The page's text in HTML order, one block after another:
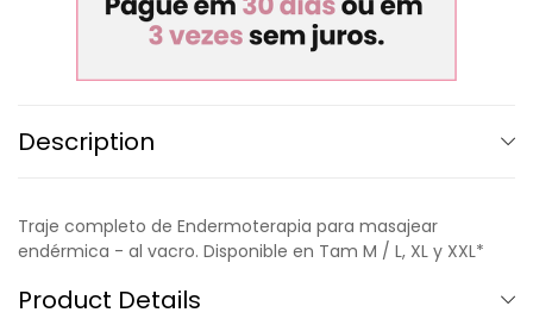
Description
Traje completo de Endermoterapia para masajear
endérmica - al vacro. Disponible en Tam M / L, XL y XXL*
Product Details